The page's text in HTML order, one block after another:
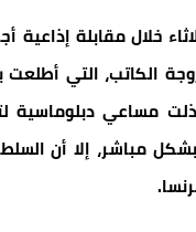
خلال مقابلة
الكاتب، التي
مساعي دبلوماسية
مباشر، إلا أن